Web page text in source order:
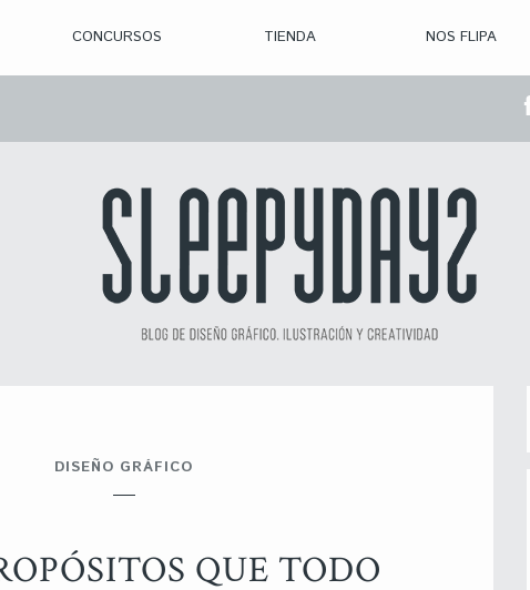
CONCURSOS
> CON. CERRADA
TIENDA NOS FLIPA
DISEÑO GRÁFICO
QUE TODO